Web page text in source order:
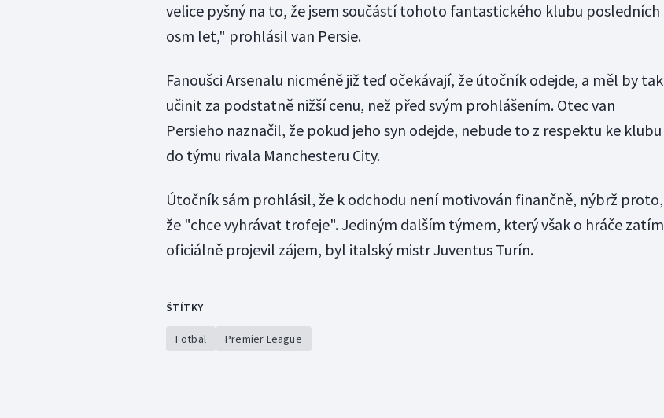
velice pyšný na to, že jsem součástí tohoto fantastického klubu posledních
osm let," prohlásil van Persie.
Fanoušci Arsenalu nicméně již teď očekávají, že útočník odejde, a měl by tak
učinit za podstatně nižší cenu, než před svým prohlášením. Otec van
Persieho naznačil, že pokud jeho syn odejde, nebude to z respektu ke klubu
do týmu rivala Manchesteru City.
Útočník sám prohlásil, že k odchodu není motivován finančně, nýbrž proto,
že "chce vyhrávat trofeje". Jediným dalším týmem, který však o hráče zatím
oficiálně projevil zájem, byl italský mistr Juventus Turín.
ŠTÍTKY
Fotbal Premier League